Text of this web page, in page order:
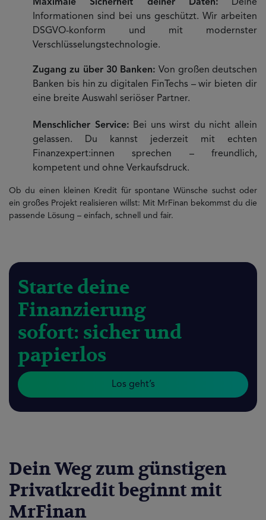
Maximale Sicherheit deiner Daten: Deine
Informationen sind bei uns geschützt. Wir arbeiten
DSGVO-konform und mit modernster
Verschlüsselungstechnologie.
Zugang zu über 30 Banken:Von großen deutschen
Banken bis hin zu digitalen FinTechs – wir bieten dir
eine breite Auswahl seriöser Partner.
Menschlicher Service: Bei uns wirst du nicht allein
gelassen. Du kannst jederzeit mit echten
Finanzexpert:innen sprechen – freundlich,
kompetent und ohne Verkaufsdruck.
Ob du einen kleinen Kredit für spontane Wünsche suchst oder
ein großes Projekt realisieren willst: Mit MrFinan bekommst du die
passende Lösung – einfach, schnell und fair.
Starte deine
Finanzierung
sofort: sicher und
papierlos
Los geht’s
Dein Weg zum günstigen
Privatkredit beginnt mit
MrFinan